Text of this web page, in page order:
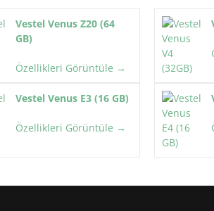
Vestel Venus Z20 (64
GB)
Özellikleri Görüntüle →
Vestel Venus E3 (16 GB)
Özellikleri Görüntüle →